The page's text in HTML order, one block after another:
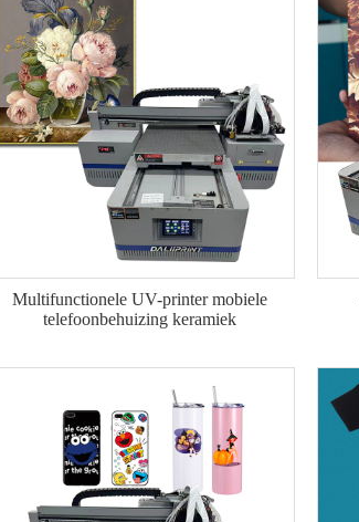
Multifunctionele UV-printer mobiele
telefoonbehuizing keramiek